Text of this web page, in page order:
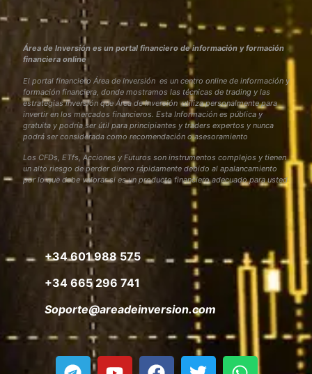
Área de Inversión es un portal financiero de información y formación
financiera online
El portal financiero Área de Inversión es un centro online de información y
formación financiera, donde mostramos las técnicas de trading y las
estrategias inversión que Área de Inversión utiliza personalmente para
invertir en los mercados financieros. Esta Información es pública y
gratuita y podría ser útil para principiantes y traders expertos y nunca
podrá ser considerada como recomendación o asesoramiento
Los CFDs, ETfs, Acciones y Futuros son instrumentos complejos y tienen
un alto riesgo de perder dinero rápidamente debido al apalancamiento
por lo que debe valorar si es un producto financiero adecuado para usted
+34 601 988 575
+34 665 296 741
Soporte@areadeinversion.com